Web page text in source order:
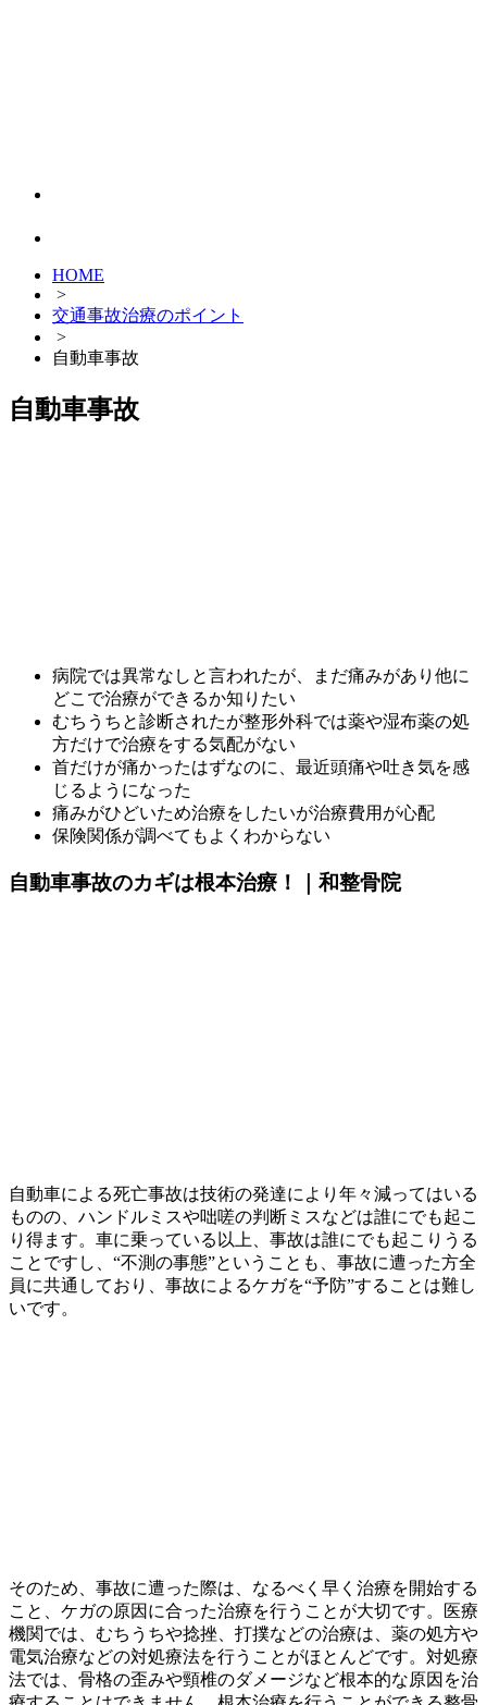
HOME
>
交通事故治療のポイント
>
自動車事故
自動車事故
病院では異常なしと言われたが、まだ痛みがあり他に
どこで治療ができるか知りたい
むちうちと診断されたが整形外科では薬や湿布薬の処
方だけで治療をする気配がない
首だけが痛かったはずなのに、最近頭痛や吐き気を感
じるようになった
痛みがひどいため治療をしたいが治療費用が心配
保険関係が調べてもよくわからない
自動車事故のカギは根本治療！｜和整骨院
自動車による死亡事故は技術の発達により年々減ってはいる
ものの、ハンドルミスや咄嗟の判断ミスなどは誰にでも起こ
り得ます。車に乗っている以上、事故は誰にでも起こりうる
ことですし、“不測の事態”ということも、事故に遭った方全
員に共通しており、事故によるケガを“予防”することは難し
いです。
そのため、事故に遭った際は、なるべく早く治療を開始する
こと、ケガの原因に合った治療を行うことが大切です。医療
機関では、むちうちや捻挫、打撲などの治療は、薬の処方や
電気治療などの対処療法を行うことがほとんどです。対処療
法では、骨格の歪みや頸椎のダメージなど根本的な原因を治